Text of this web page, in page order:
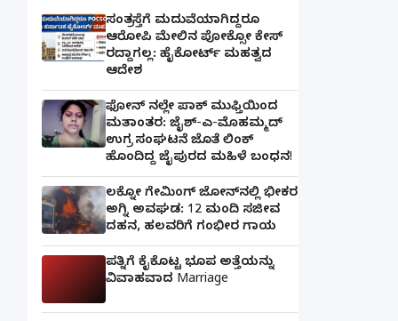
ಸಂತ್ರಸ್ತೆಗೆ ಮದುವೆಯಾಗಿದ್ದರೂ
ಆರೋಪಿ ಮೇಲಿನ ಪೋಕ್ಸೋ ಕೇಸ್
ರದ್ದಾಗಲ್ಲ: ಹೈಕೋರ್ಟ್ ಮಹತ್ವದ
ಆದೇಶ
ಫೋನ್ ನಲ್ಲೇ ಪಾಕ್ ಮುಫ್ತಿಯಿಂದ
ಮತಾಂತರ: ಜೈಶ್-ಎ-ಮೊಹಮ್ಮದ್
ಉಗ್ರ ಸಂಘಟನೆ ಜೊತೆ ಲಿಂಕ್
ಹೊಂದಿದ್ದ ಜೈಪುರದ ಮಹಿಳೆ ಬಂಧನ!
ಲಕ್ನೋ ಗೇಮಿಂಗ್ ಜೋನ್‌ನಲ್ಲಿ ಭೀಕರ
ಅಗ್ನಿ ಅವಘಡ: 12 ಮಂದಿ ಸಜೀವ
ದಹನ, ಹಲವರಿಗೆ ಗಂಭೀರ ಗಾಯ
ಪತ್ನಿಗೆ ಕೈಕೊಟ್ಟ ಭೂಪ ಅತ್ತೆಯನ್ನು
ವಿವಾಹವಾದ Marriage